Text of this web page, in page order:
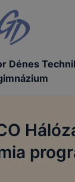
Dénes